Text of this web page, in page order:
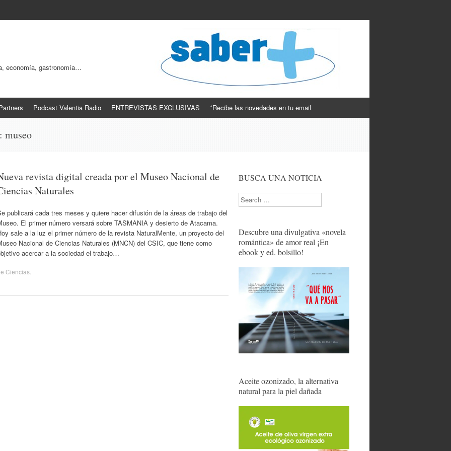
economía, gastronomía…
Podcast Valentia Radio ENTREVISTAS EXCLUSIVAS *Recibe las novedades en tu email
museo
revista digital creada por el Museo Nacional de
Naturales
publicará cada tres meses y quiere hacer difusión de la áreas de trabajo del
El primer número versará sobre TASMANIA y desierto de Atacama.
sale a la luz el primer número de la revista NaturalMente, un proyecto del
Nacional de Ciencias Naturales (MNCN) del CSIC, que tiene como
acercar a la sociedad el trabajo…
Ciencias
BUSCA UNA NOTICIA
Search
Descubre una divulgativa «novela
romántica» de amor real ¡En
ebook y ed. bolsillo!
Aceite ozonizado, la alternativa
natural para la piel dañada